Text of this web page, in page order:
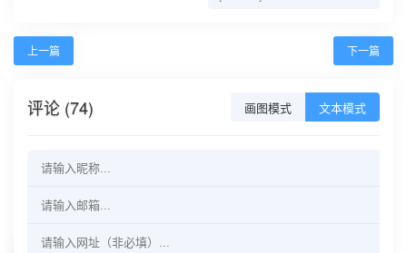
上一篇 下一篇
评论 (74) 画图模式 文本模式